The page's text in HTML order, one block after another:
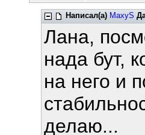
Написал(а) MaxyS
Лана,
нада бут,
на него и
делаю...